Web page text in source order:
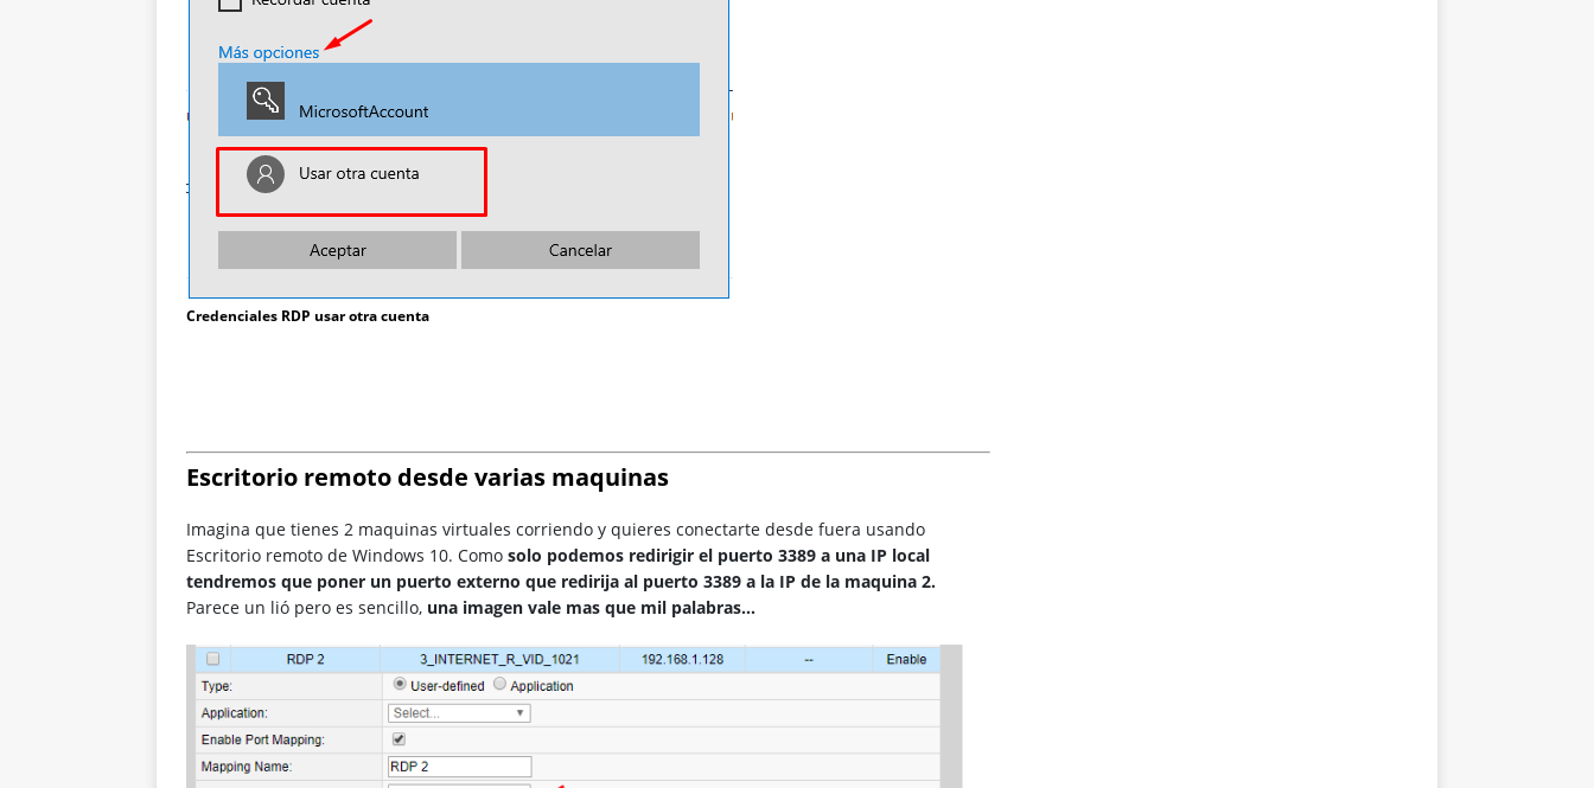
Credenciales RDP usar otra cuenta
Escritorio remoto desde varias maquinas
Imagina que tienes 2 maquinas virtuales corriendo y quieres conectarte desde fuera usando
Escritorio remoto de Windows 10. Como solo podemos redirigir el puerto 3389 a una IP local
tendremos que poner un puerto externo que redirija al puerto 3389 a la IP de la maquina 2.
Parece un lió pero es sencillo, una imagen vale mas que mil palabras…